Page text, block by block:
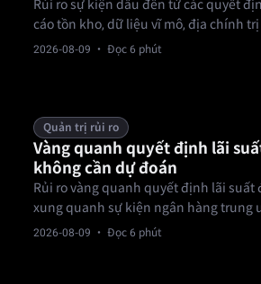
Rủi ro sự kiện dầu đến từ các quyết
cáo tồn kho, dữ liệu vĩ mô, địa chính
nhanh.
2026-08-09 · Đọc 6 phút
Quản trị rủi ro
Vàng quanh quyết định lãi
không cần dự đoán
Rủi ro vàng quanh quyết định lãi suất
xung quanh sự kiện ngân hàng trung
đồng đô la, kỳ vọng lãi suất thực, thanh
2026-08-09 · Đọc 6 phút